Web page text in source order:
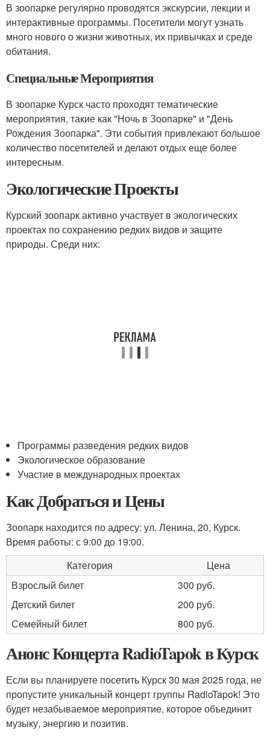
В зоопарке регулярно проводятся экскурсии, лекции и
интерактивные программы. Посетители могут узнать
много нового о жизни животных, их привычках и среде
обитания.
Специальные Мероприятия
В зоопарке Курск часто проходят тематические
мероприятия, такие как "Ночь в Зоопарке" и "День
Рождения Зоопарка". Эти события привлекают большое
количество посетителей и делают отдых еще более
интересным.
Экологические Проекты
Курский зоопарк активно участвует в экологических
проектах по сохранению редких видов и защите
природы. Среди них:
Программы разведения редких видов
Экологическое образование
Участие в международных проектах
Как Добраться и Цены
Зоопарк находится по адресу: ул. Ленина, 20, Курск.
Время работы: с 9:00 до 19:00.
Категория
Цена
Взрослый билет
300 руб.
Детский билет
200 руб.
Семейный билет
800 руб.
Анонс Концерта RadioTapok в Курск
Если вы планируете посетить Курск 30 мая 2025 года, не
пропустите уникальный концерт группы RadioTapok! Это
будет незабываемое мероприятие, которое объединит
музыку, энергию и позитив.